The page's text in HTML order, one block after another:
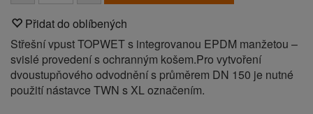
Přidat do oblíbených
Střešní vpust TOPWET s integrovanou EPDM manžetou –
svislé provedení s ochranným košem.Pro vytvoření
dvoustupňového odvodnění s průměrem DN 150 je nutné
použití nástavce TWN s XL označením.